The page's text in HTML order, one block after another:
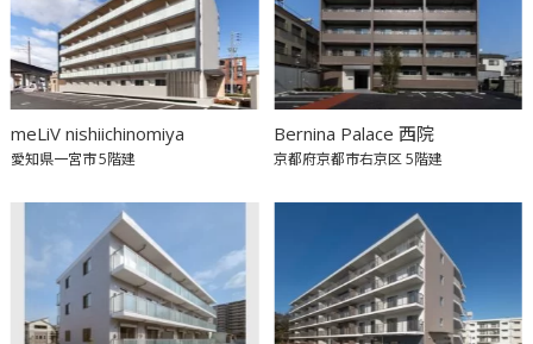
meLiV nishiichinomiya
愛知県一宮市5階建
Bernina Palace 西院
京都府京都市右京区5階建